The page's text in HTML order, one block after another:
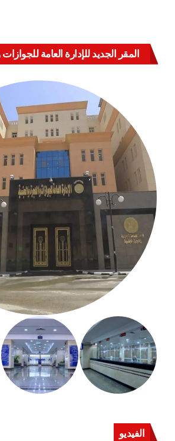
المقر الجديد للإدارة العامة للجوازات
الفيديو